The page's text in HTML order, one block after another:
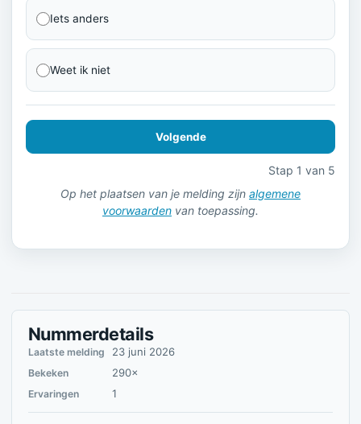
Iets anders
Weet ik niet
Volgende
Stap 1 van 5
Op het plaatsen van je melding zijn algemene
voorwaarden van toepassing.
Nummerdetails
Laatste melding 23 juni 2026
Bekeken 290×
Ervaringen 1